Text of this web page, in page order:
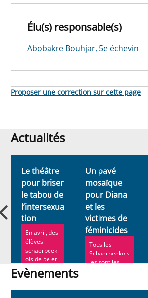
Élu(s) responsable(s)
Abobakre Bouhjar, 5e échevin
Proposer une correction sur cette page
Actualités
Actualités
Le théâtre
pour briser
le tabou de
l’intersexua
tion
En avril, des
élèves
schaerbeek
ois de 5e et
6e
secondaires
Un pavé
mosaïque
pour Diana
et les
victimes de
féminicides
Tous les
Schaerbeekois
·es sont les
hommage à ...
Evènements
Evènements